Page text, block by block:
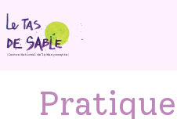
au
contenu